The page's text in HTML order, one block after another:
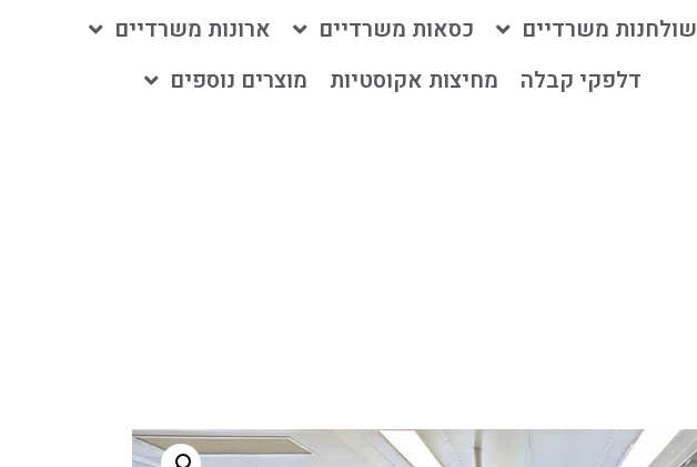
שולחנות משרדיים כסאות משרדיים
ארונות משרדיים
דלפקי קבלה
מחיצות אקוסטיות מוצרים נוספים